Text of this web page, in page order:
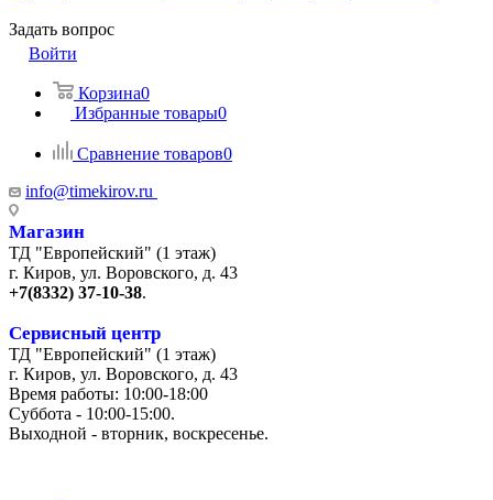
Задать вопрос
Войти
Корзина0
Избранные товары0
Сравнение товаров0
info@timekirov.ru
Магазин
ТД "Европейский" (1 этаж)
г. Киров, ул. Воровского, д. 43
+7(8332) 37-10-38.
Сервисный центр
ТД "Европейский" (1 этаж)
г. Киров, ул. Воровского, д. 43
Время работы: 10:00-18:00
Суббота - 10:00-15:00.
Выходной - вторник, воскресенье.